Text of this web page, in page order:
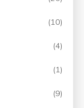
(10)
(4)
(1)
(9)